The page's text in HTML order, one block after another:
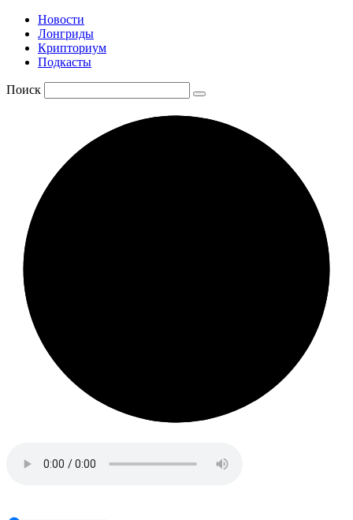
Новости
Лонгриды
Крипториум
Подкасты
Поиск